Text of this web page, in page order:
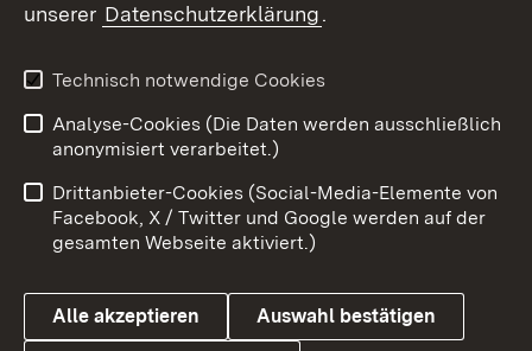
X / Twitter
Youtube
Benutzungshinweise
Barrierefreiheit
Datenschutz
Cookies
unserer Datenschutzerklärung.
Technisch notwendige Cookies
Analyse-Cookies (Die Daten werden ausschließlich
anonymisiert verarbeitet.)
Drittanbieter-Cookies (Social-Media-Elemente von
Facebook, X / Twitter und Google werden auf der
gesamten Webseite aktiviert.)
Alle akzeptieren Auswahl bestätigen